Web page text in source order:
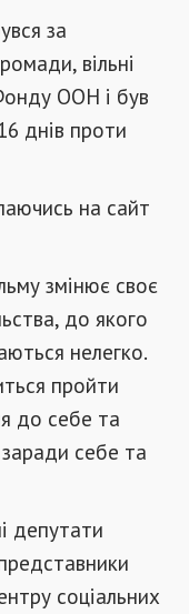
за
вільні
ООН і був
днів проти
на сайт
змінює своє
до якого
нелегко.
пройти
до себе та
себе та
депутати
соціальних